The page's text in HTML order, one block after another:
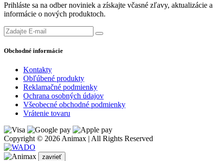
Prihláste sa na odber noviniek a získajte včasné zľavy, aktualizácie a
informácie o nových produktoch.
Obchodné informácie
Kontakty
Obľúbené produkty
Reklamačné podmienky
Ochrana osobných údajov
Všeobecné obchodné podmienky
Vrátenie tovaru
Copyright © 2026 Animax | All Rights Reserved
zavrieť